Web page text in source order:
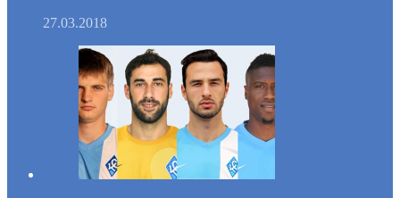
27.03.2018